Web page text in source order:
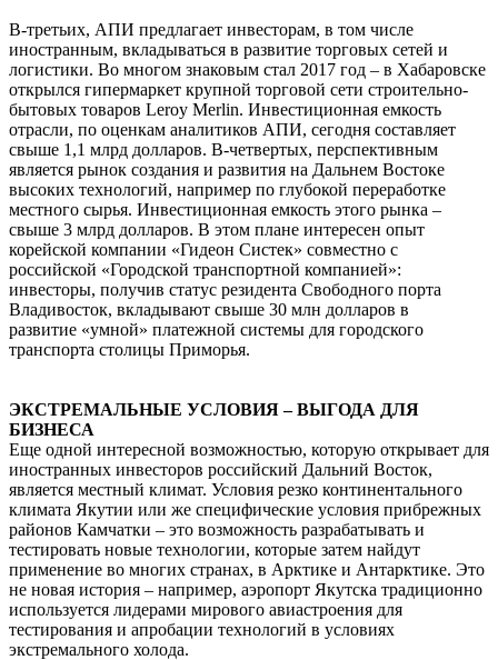
В-третьих, АПИ предлагает инвесторам, в том числе
иностранным, вкладываться в развитие торговых сетей и
логистики. Во многом знаковым стал 2017 год – в Хабаровске
открылся гипермаркет крупной торговой сети строительно-
бытовых товаров Leroy Merlin. Инвестиционная емкость
отрасли, по оценкам аналитиков АПИ, сегодня составляет
свыше 1,1 млрд долларов. В-четвертых, перспективным
является рынок создания и развития на Дальнем Востоке
высоких технологий, например по глубокой переработке
местного сырья. Инвестиционная емкость этого рынка –
свыше 3 млрд долларов. В этом плане интересен опыт
корейской компании «Гидеон Систек» совместно с
российской «Городской транспортной компанией»:
инвесторы, получив статус резидента Свободного порта
Владивосток, вкладывают свыше 30 млн долларов в
развитие «умной» платежной системы для городского
транспорта столицы Приморья.
ЭКСТРЕМАЛЬНЫЕ УСЛОВИЯ – ВЫГОДА ДЛЯ
БИЗНЕСА
Еще одной интересной возможностью, которую открывает для
иностранных инвесторов российский Дальний Восток,
является местный климат. Условия резко континентального
климата Якутии или же специфические условия прибрежных
районов Камчатки – это возможность разрабатывать и
тестировать новые технологии, которые затем найдут
применение во многих странах, в Арктике и Антарктике. Это
не новая история – например, аэропорт Якутска традиционно
используется лидерами мирового авиастроения для
тестирования и апробации технологий в условиях
экстремального холода.